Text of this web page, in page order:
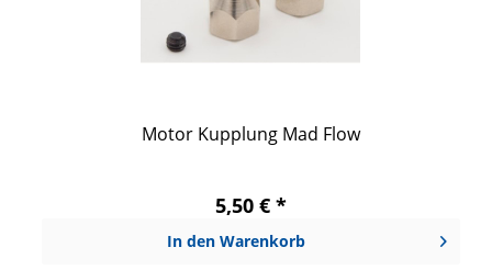
Motor Kupplung Mad Flow
5,50 € *
In den Warenkorb